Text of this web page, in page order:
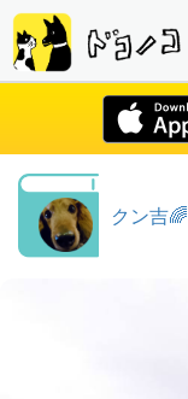
クン吉🌈